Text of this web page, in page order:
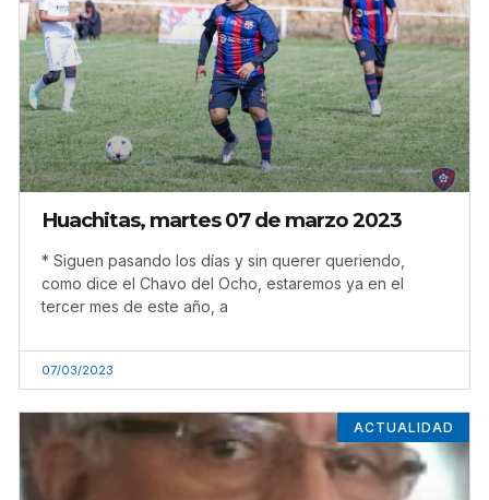
Huachitas, martes 07 de marzo 2023
* Siguen pasando los días y sin querer queriendo,
como dice el Chavo del Ocho, estaremos ya en el
tercer mes de este año, a
07/03/2023
ACTUALIDAD